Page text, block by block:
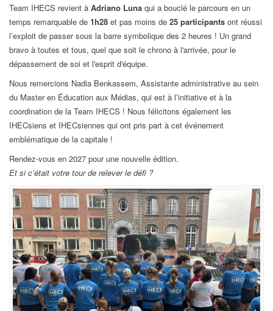
Team IHECS revient à Adriano Luna qui a bouclé le parcours en un
temps remarquable de 1h28 et pas moins de 25 participants ont réussi
l’exploit de passer sous la barre symbolique des 2 heures ! Un grand
bravo à toutes et tous, quel que soit le chrono à l'arrivée, pour le
dépassement de soi et l'esprit d'équipe.
Nous remercions Nadia Benkassem, Assistante administrative au sein
du Master en Éducation aux Médias, qui est à l’initiative et à la
coordination de la Team IHECS ! Nous félicitons également les
IHECsiens et IHECsiennes qui ont pris part à cet événement
emblématique de la capitale !
Rendez-vous en 2027 pour une nouvelle édition.
Et si c’était votre tour de relever le défi ?